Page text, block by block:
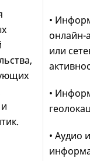
•
онлайн-
или
•
• Аудио